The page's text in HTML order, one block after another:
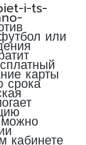
i-ts-
или
карты
срока
кабинете